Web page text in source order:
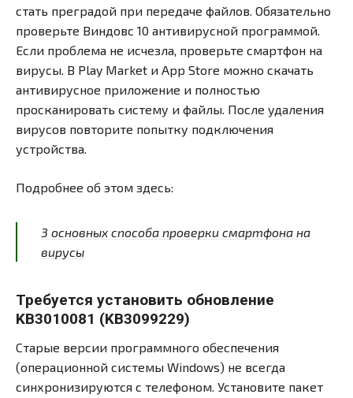
стать преградой при передаче файлов. Обязательно
проверьте Виндовс 10 антивирусной программой.
Если проблема не исчезла, проверьте смартфон на
вирусы. В Play Market и App Store можно скачать
антивирусное приложение и полностью
просканировать систему и файлы. После удаления
вирусов повторите попытку подключения
устройства.
Подробнее об этом здесь:
3 основных способа проверки смартфона на
вирусы
Требуется установить обновление
KB3010081 (KB3099229)
Старые версии программного обеспечения
(операционной системы Windows) не всегда
синхронизируются с телефоном. Установите пакет